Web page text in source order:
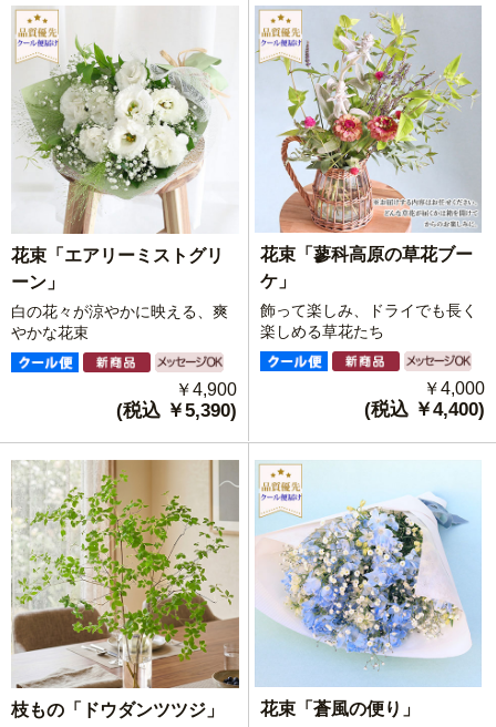
花束「エアリーミストグリ
ーン」
白の花々が涼やかに映える、爽
やかな花束
￥4,900
(税込 ￥5,390)
花束「蓼科高原の草花ブー
ケ」
飾って楽しみ、ドライでも長く
楽しめる草花たち
￥4,000
(税込 ￥4,400)
枝もの「ドウダンツツジ」 花束「蒼風の便り」